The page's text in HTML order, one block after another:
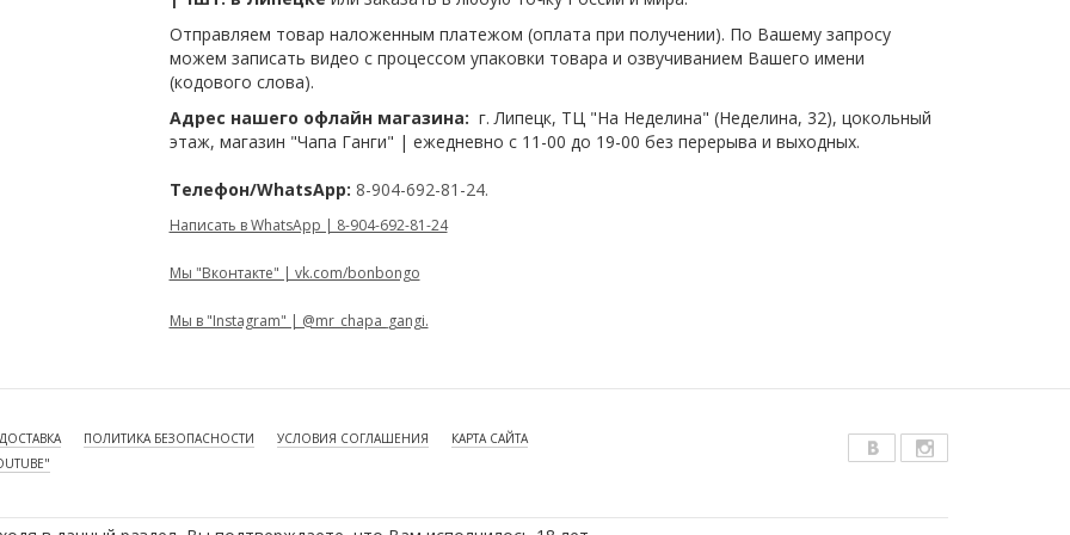
Отправляем товар наложенным платежом (оплата при получении). По Вашему запросу
можем записать видео с процессом упаковки товара и озвучиванием Вашего имени
(кодового слова).
Адрес нашего офлайн магазина: г. Липецк, ТЦ "На Неделина" (Неделина, 32), цокольный
этаж, магазин "Чапа Ганги" | ежедневно с 11-00 до 19-00 без перерыва и выходных.
Телефон/WhatsApp: 8-904-692-81-24.
Написать в WhatsApp | 8-904-692-81-24
Мы "Вконтакте" | vk.com/bonbongo
Мы в "Instagram" | @mr_chapa_gangi.
ПОЛИТИКА БЕЗОПАСНОСТИ УСЛОВИЯ СОГЛАШЕНИЯ
КАРТА САЙТА